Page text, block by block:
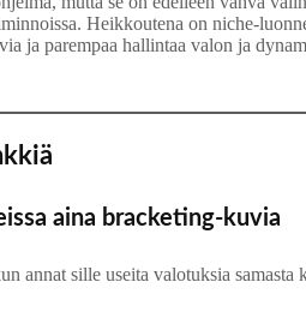
Heikkoutena on niche-
ja parempaa hallintaa valon ja
aina bracketing-kuvia
annat sille useita valotuksia